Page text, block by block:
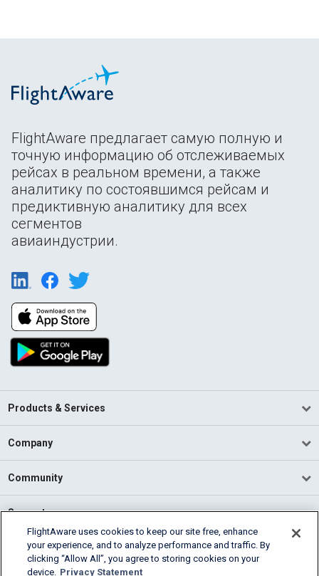
FlightAware предлагает самую полную и
точную информацию об отслеживаемых
рейсах в реальном времени, а также
аналитику по состоявшимся рейсам и
предиктивную аналитику для всех
сегментов
авиаиндустрии.
Products & Services
Company
Community
Support
English (USA)
2026 FlightAware
FlightAware uses cookies to keep our site free, enhance
your experience, and to analyze performance and traffic. By
clicking “Allow All”, you agree to storing cookies on your
device. Privacy Statement